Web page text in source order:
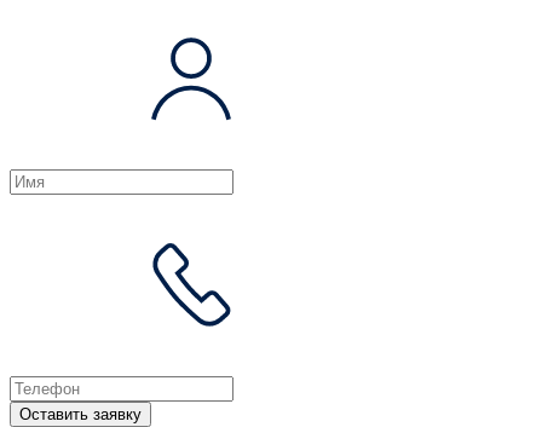
Оставить заявку